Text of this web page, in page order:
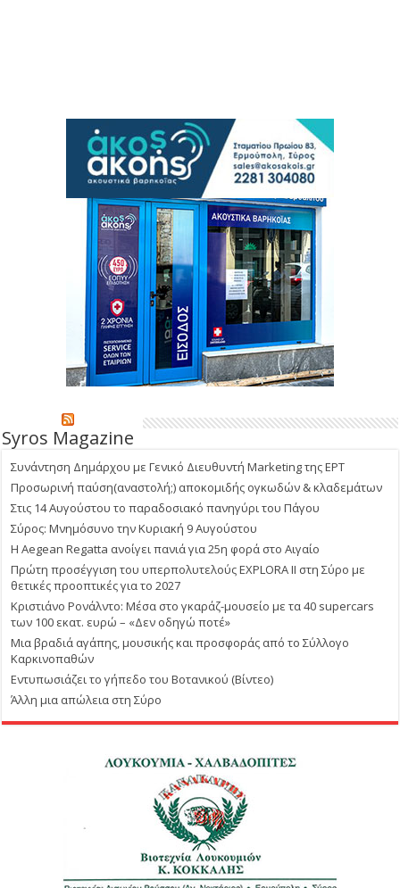
Syros Magazine
Συνάντηση Δημάρχου με Γενικό Διευθυντή Marketing της ΕΡΤ
Προσωρινή παύση(αναστολή;) αποκομιδής ογκωδών & κλαδεμάτων
Στις 14 Αυγούστου το παραδοσιακό πανηγύρι του Πάγου
Σύρος: Μνημόσυνο την Κυριακή 9 Αυγούστου
Η Aegean Regatta ανοίγει πανιά για 25η φορά στο Αιγαίο
Πρώτη προσέγγιση του υπερπολυτελούς EXPLORA II στη Σύρο με
θετικές προοπτικές για το 2027
Κριστιάνο Ρονάλντο: Μέσα στο γκαράζ-μουσείο με τα 40 supercars
των 100 εκατ. ευρώ – «Δεν οδηγώ ποτέ»
Μια βραδιά αγάπης, μουσικής και προσφοράς από το Σύλλογο
Καρκινοπαθών
Εντυπωσιάζει το γήπεδο του Βοτανικού (Βίντεο)
Άλλη μια απώλεια στη Σύρο